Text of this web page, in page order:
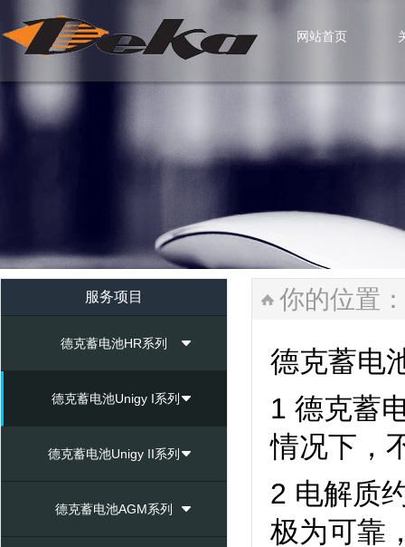
网站首页
服务项目
德克蓄电池HR系列
德克蓄电池Unigy I系列
德克蓄电池Unigy II系列
德克蓄电池AGM系列
你的位置：
德克蓄电
1 德克蓄
情况下，
2 电解质
极为可靠